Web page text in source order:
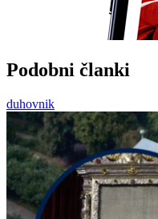
Podobni članki
duhovnik